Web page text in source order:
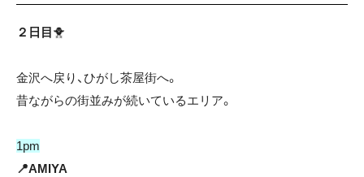
２日目 🐥
金沢へ戻り、ひがし茶屋街へ。
昔ながらの街並みが続いているエリア。
1pm
📍AMIYA